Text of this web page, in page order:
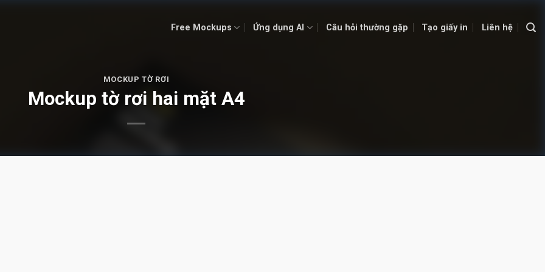
Free Mockups Ứng dụng AI Câu hỏi thường gặp Tạo giấy in Liên hệ
MOCKUP TỜ RƠI
Mockup tờ rơi hai mặt A4